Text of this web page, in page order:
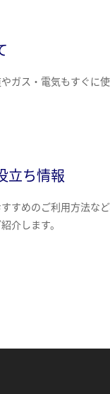
ガス・電気もすぐに
立ち情報
すめのご利用方法な
介します。